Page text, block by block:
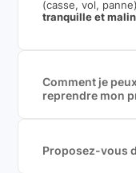
(casse, vol,
tranquille et
Comment je
reprendre mon
garantir le
sommes
Proposez-vous